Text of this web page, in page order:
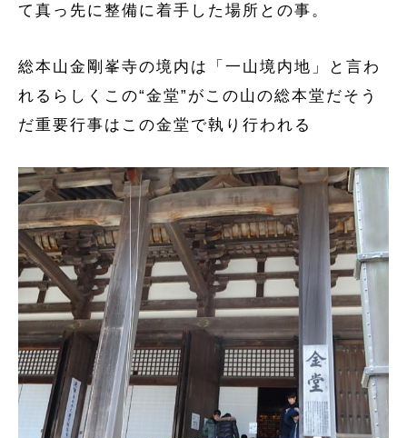
て真っ先に整備に着手した場所との事。
総本山金剛峯寺の境内は「一山境内地」と言わ
れるらしくこの“金堂”がこの山の総本堂だそう
だ重要行事はこの金堂で執り行われる